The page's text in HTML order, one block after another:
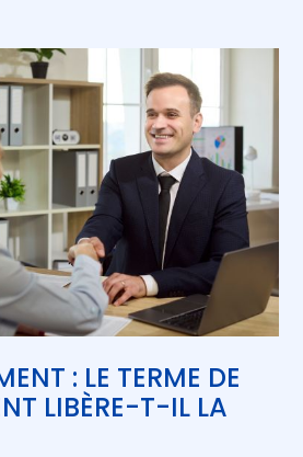
: LE TERME DE
LIBÈRE-T-IL LA